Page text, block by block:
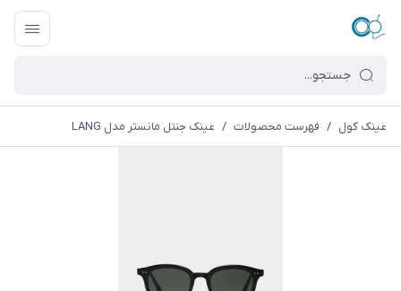
عینک کول / فهرست محصولات / عینک جنتل مانستر مدل LANG